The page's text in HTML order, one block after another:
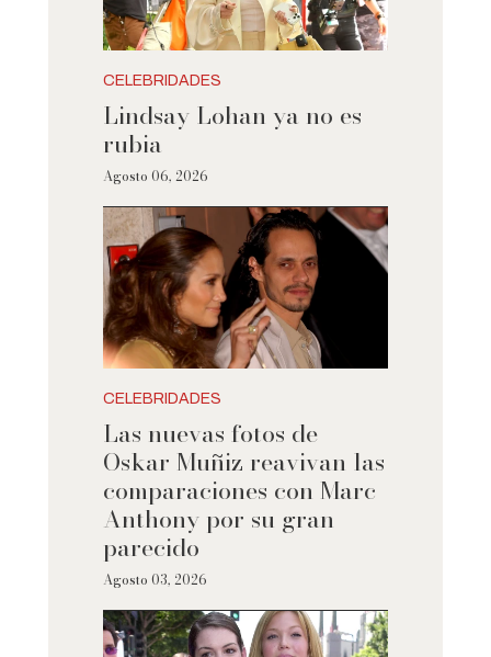
CELEBRIDADES
Lindsay Lohan ya no es
rubia
Agosto 06, 2026
CELEBRIDADES
Las nuevas fotos de
Oskar Muñiz reavivan las
comparaciones con Marc
Anthony por su gran
parecido
Agosto 03, 2026